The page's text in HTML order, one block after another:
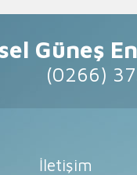
Güneş
(0266)
İletişim